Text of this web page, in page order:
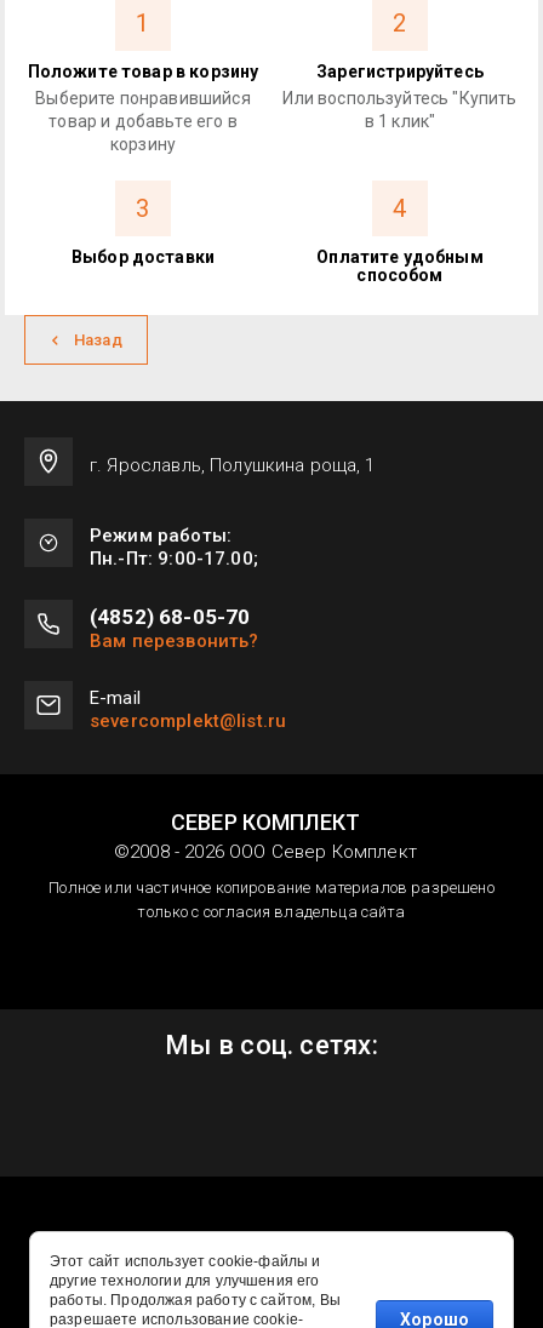
1
Положите товар в корзину
Выберите понравившийся
товар и добавьте его в
корзину
2
Зарегистрируйтесь
Или воспользуйтесь "Купить
в 1 клик"
3
Выбор доставки
4
Оплатите удобным
способом
Назад
г. Ярославль, Полушкина роща, 1
Режим работы:
Пн.-Пт: 9:00-17.00;
(4852) 68-05-70
Вам перезвонить?
Е-mail
severcomplekt@list.ru
СЕВЕР КОМПЛЕКТ
©2008 - 2026 ООО Север Комплект
Полное или частичное копирование материалов разрешено
только с согласия владельца сайта
Мы в соц. сетях:
Этот сайт использует cookie-файлы и
другие технологии для улучшения его
работы. Продолжая работу с сайтом, Вы
разрешаете использование cookie-
Хорошо